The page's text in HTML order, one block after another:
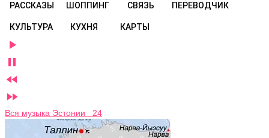
РАССКАЗЫ ШОППИНГ СВЯЗЬ ПЕРЕВОДЧИК
КУЛЬТУРА КУХНЯ КАРТЫ




Вся музыка Эстонии 24